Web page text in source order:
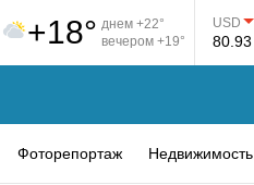
+18° днем +22°
вечером +19°
USD
80.93
Фоторепортаж Недвижимость